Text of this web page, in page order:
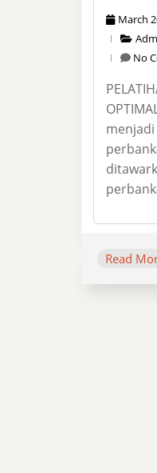
March
No
Read